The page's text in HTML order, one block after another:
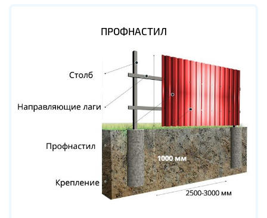
ПРОФНАСТИЛ